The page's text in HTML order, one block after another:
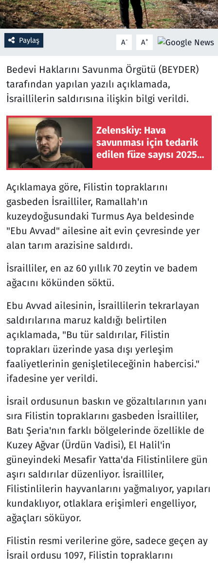
Paylaş A- A+
Bedevi Haklarını Savunma Örgütü (BEYDER)
tarafından yapılan yazılı açıklamada,
İsraillilerin saldırısına ilişkin bilgi verildi.
Zelenskiy: Hava
savunması için tedarik
edilen füze sayısı 2025'e
Açıklamaya göre, Filistin topraklarını
gasbeden İsrailliler, Ramallah'ın
kuzeydoğusundaki Turmus Aya beldesinde
"Ebu Avvad" ailesine ait evin çevresinde yer
alan tarım arazisine saldırdı.
İsrailliler, en az 60 yıllık 70 zeytin ve badem
ağacını kökünden söktü.
Ebu Avvad ailesinin, İsraillilerin tekrarlayan
saldırılarına maruz kaldığı belirtilen
açıklamada, "Bu tür saldırılar, Filistin
toprakları üzerinde yasa dışı yerleşim
faaliyetlerinin genişletileceğinin habercisi."
ifadesine yer verildi.
İsrail ordusunun baskın ve gözaltılarının yanı
sıra Filistin topraklarını gasbeden İsrailliler,
Batı Şeria'nın farklı bölgelerinde özellikle de
Kuzey Ağvar (Ürdün Vadisi), El Halil'in
güneyindeki Mesafir Yatta'da Filistinlilere gün
aşırı saldırılar düzenliyor. İsrailliler,
Filistinlilerin hayvanlarını yağmalıyor, yapıları
kundaklıyor, otlaklara erişimleri engelliyor,
ağaçları söküyor.
Filistin resmi verilerine göre, sadece geçen ay
İsrail ordusu 1097, Filistin topraklarını
Sağlık
Savunma Sanayi
Seçim 2023
Spor
Teknoloji ve Bilim
Televizyon